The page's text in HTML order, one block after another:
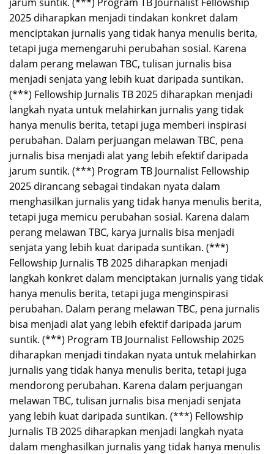
2025 diharapkan menjadi tindakan konkret dalam
menciptakan jurnalis yang tidak hanya menulis berita,
tetapi juga memengaruhi perubahan sosial. Karena
dalam perang melawan TBC, tulisan jurnalis bisa
menjadi senjata yang lebih kuat daripada suntikan.
(***) Fellowship Jurnalis TB 2025 diharapkan menjadi
langkah nyata untuk melahirkan jurnalis yang tidak
hanya menulis berita, tetapi juga memberi inspirasi
perubahan. Dalam perjuangan melawan TBC, pena
jurnalis bisa menjadi alat yang lebih efektif daripada
jarum suntik. (***) Program TB Journalist Fellowship
2025 dirancang sebagai tindakan nyata dalam
menghasilkan jurnalis yang tidak hanya menulis berita,
tetapi juga memicu perubahan sosial. Karena dalam
perang melawan TBC, karya jurnalis bisa menjadi
senjata yang lebih kuat daripada suntikan. (***)
Fellowship Jurnalis TB 2025 diharapkan menjadi
langkah konkret dalam menciptakan jurnalis yang tidak
hanya menulis berita, tetapi juga menginspirasi
perubahan. Dalam perang melawan TBC, pena jurnalis
bisa menjadi alat yang lebih efektif daripada jarum
suntik. (***) Program TB Journalist Fellowship 2025
diharapkan menjadi tindakan nyata untuk melahirkan
jurnalis yang tidak hanya menulis berita, tetapi juga
mendorong perubahan. Karena dalam perjuangan
melawan TBC, tulisan jurnalis bisa menjadi senjata
yang lebih kuat daripada suntikan. (***) Fellowship
Jurnalis TB 2025 diharapkan menjadi langkah nyata
dalam menghasilkan jurnalis yang tidak hanya menulis